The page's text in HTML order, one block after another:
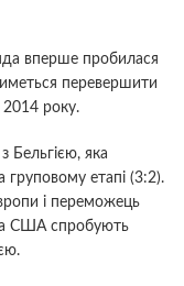
вперше пробилася
перевершити
року.
Бельгією, яка
груповому етапі (3:2).
і переможець
а США спробують